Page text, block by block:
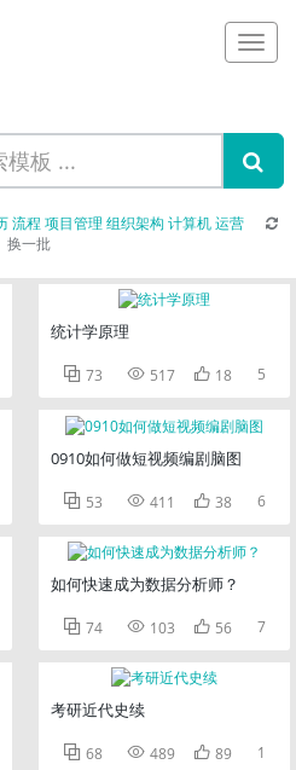
流程 项目管理 组织架构 计算机运营
换一批
统计学原理
 73  517  18 5
0910如何做短视频编剧脑图
 53  411  38 6
如何快速成为数据分析师？
 74  103  56 7
考研近代史续
 68  489  89 1